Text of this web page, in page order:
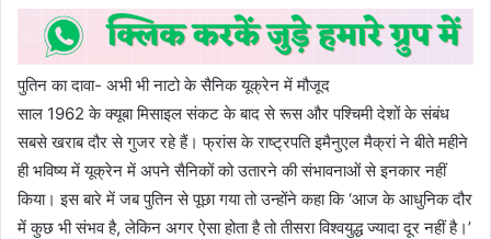
पुतिन का दावा- अभी भी नाटो के सैनिक यूक्रेन में मौजूद
साल 1962 के क्यूबा मिसाइल संकट के बाद से रूस और पश्चिमी देशों के संबंध
सबसे खराब दौर से गुजर रहे हैं। फ्रांस के राष्ट्रपति इमैनुएल मैक्रां ने बीते महीने
ही भविष्य में यूक्रेन में अपने सैनिकों को उतारने की संभावनाओं से इनकार नहीं
किया। इस बारे में जब पुतिन से पूछा गया तो उन्होंने कहा कि ‘आज के आधुनिक दौर
में कुछ भी संभव है, लेकिन अगर ऐसा होता है तो तीसरा विश्वयुद्ध ज्यादा दूर नहीं है।’